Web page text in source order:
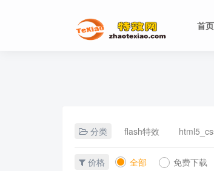
首页
分类 flash特效
价格 全部 免费下载